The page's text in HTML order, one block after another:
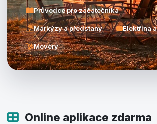
Průvodce pro začátečníka
Markýzy a předstany Elektřina
Movery
Online aplikace zdarma